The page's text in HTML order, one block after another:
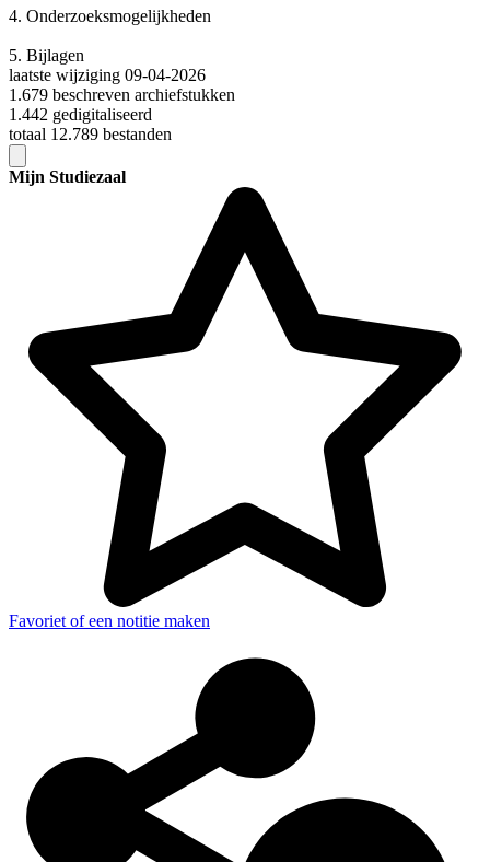
4. Onderzoeksmogelijkheden
5. Bijlagen
laatste wijziging 09-04-2026
1.679 beschreven archiefstukken
1.442 gedigitaliseerd
totaal 12.789 bestanden
Mijn Studiezaal
Favoriet of een notitie maken